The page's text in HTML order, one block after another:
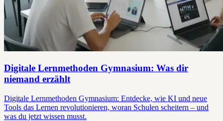
Digitale Lernmethoden Gymnasium: Was dir
niemand erzählt
Digitale Lernmethoden Gymnasium: Entdecke, wie KI und neue
Tools das Lernen revolutionieren, woran Schulen scheitern – und
was du jetzt wissen musst.